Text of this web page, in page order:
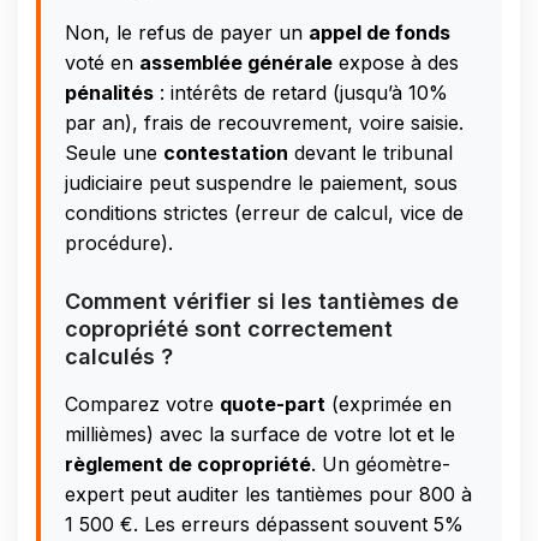
Non, le refus de payer un appel de fonds
voté en assemblée générale expose à des
pénalités : intérêts de retard (jusqu’à 10%
par an), frais de recouvrement, voire saisie.
Seule une contestation devant le tribunal
judiciaire peut suspendre le paiement, sous
conditions strictes (erreur de calcul, vice de
procédure).
Comment vérifier si les tantièmes de
copropriété sont correctement
calculés ?
Comparez votre quote-part (exprimée en
millièmes) avec la surface de votre lot et le
règlement de copropriété. Un géomètre-
expert peut auditer les tantièmes pour 800 à
1 500 €. Les erreurs dépassent souvent 5%